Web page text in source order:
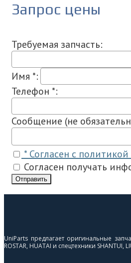
Запрос цены
Требуемая запчасть:
Имя *:
Телефон *:
Сообщение (не
* Согласен с
Согласен получать
Отправить
UniParts предлагает оригинальные
ROSTAR, HUATAI и спецтехники